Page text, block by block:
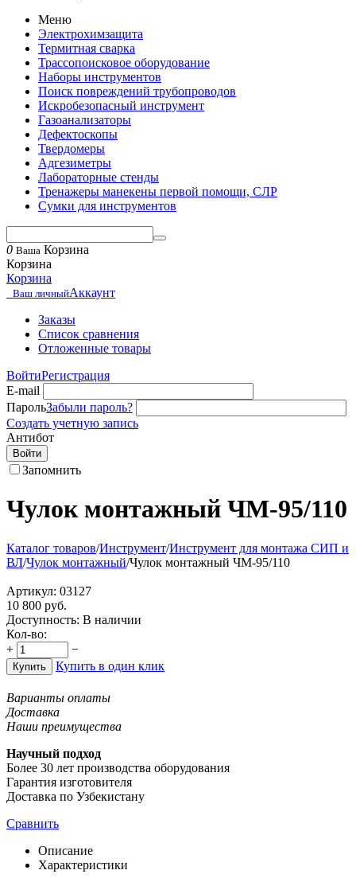
Меню
Электрохимзащита
Термитная сварка
Трассопоисковое оборудование
Наборы инструментов
Поиск повреждений трубопроводов
Искробезопасный инструмент
Газоанализаторы
Дефектоскопы
Твердомеры
Адгезиметры
Лабораторные стенды
Тренажеры манекены первой помощи, СЛР
Сумки для инструментов
0 Ваша Корзина
Корзина
Корзина
Ваш личныйАккаунт
Заказы
Список сравнения
Отложенные товары
ВойтиРегистрация
E-mail
ПарольЗабыли пароль?
Создать учетную запись
Антибот
Войти
Запомнить
Чулок монтажный ЧМ-95/110
Каталог товаров/Инструмент/Инструмент для монтажа СИП и
ВЛ/Чулок монтажный/Чулок монтажный ЧМ-95/110
Артикул: 03127
10 800 руб.
Доступность: В наличии
Кол-во:
+
−
Купить Купить в один клик
Варианты оплаты
Доставка
Наши преимущества
Научный подход
Более 30 лет производства оборудования
Гарантия изготовителя
Доставка по Узбекистану
Сравнить
Описание
Характеристики